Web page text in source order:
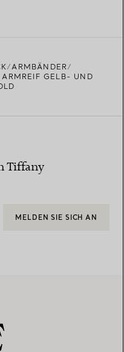
ARMBÄNDER
GELB- UND
Tiffany
MELDEN SIE SICH AN